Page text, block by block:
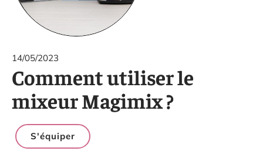
14/05/2023
Comment utiliser le
mixeur Magimix ?
S'équiper